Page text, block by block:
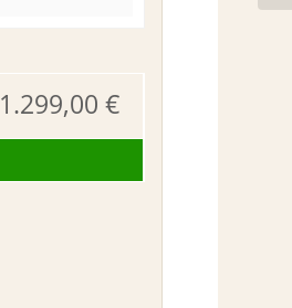
1.299,00€